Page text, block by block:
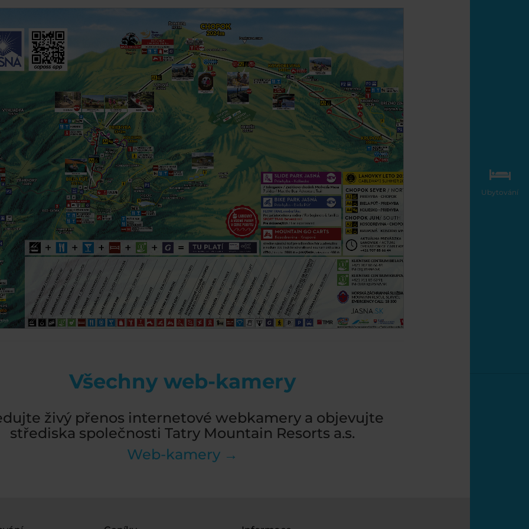
Ubytování
Všechny web-kamery
živý přenos internetové webkamery a objevujte
střediska společnosti Tatry Mountain Resorts a.s.
Web-kamery →